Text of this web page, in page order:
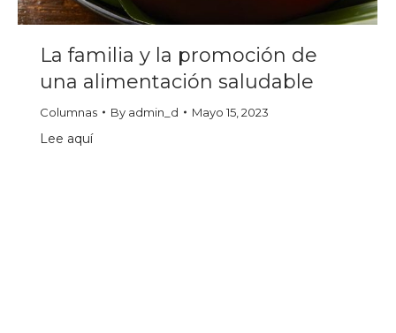
La familia y la promoción de
una alimentación saludable
Columnas By admin_d Mayo 15, 2023
Lee aquí